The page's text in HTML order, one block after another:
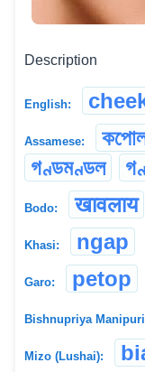
Description
English:
Assamese:
গণ্ডমণ্ডল
Bodo: खावलाय
Khasi: ngap
Garo: petop
Bishnupriya
Mizo (Lushai):